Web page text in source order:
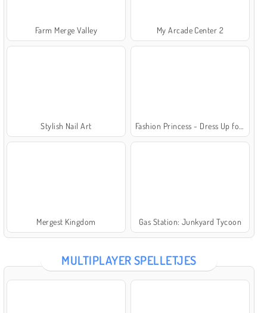
Farm Merge Valley My Arcade Center 2
Stylish Nail Art
Mergest Kingdom Gas Station: Junkyard Tycoon
MULTIPLAYER SPELLETJES